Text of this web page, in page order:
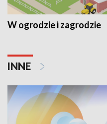
W ogrodzie i zagrodzie
INNE